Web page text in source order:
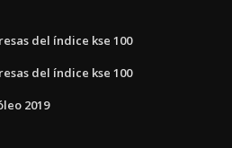
del índice kse 100
del índice kse 100
2019